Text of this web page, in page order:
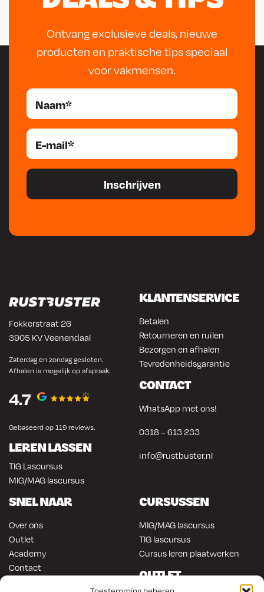
Ontvang exclusieve deals, nieuwe
producten en praktische tips speciaal
voor vakmensen.
Fokkerstraat 26
3905 KV Veenendaal
Zaterdag en zondag gesloten.
Afhalen is mogelijk op afspraak.
4.7
Gebaseerd op 119 reviews.
LEREN LASSEN
TIG Lascursus
MIG/MAG lascursus
KLANTENSERVICE
Betalen
Retourneren en ruilen
Bezorgen en afhalen
Tevredenheidsgarantie
CONTACT
WhatsApp met ons!
0318 – 613 233
info@rustbuster.nl
SNEL NAAR
Over ons
Outlet
Academy
Contact
CURSUSSEN
MIG/MAG lascursus
TIG lascursus
Cursus leren plaatwerken
OUTLET